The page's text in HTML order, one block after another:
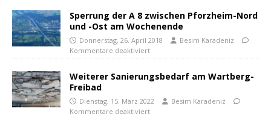
Sperrung der A 8 zwischen Pforzheim-Nord
und -Ost am Wochenende
Donnerstag, 26. April 2018
Besim Karadeniz
Kommentare deaktiviert
Weiterer Sanierungsbedarf am Wartberg-
Freibad
Dienstag, 15. März 2022
Besim Karadeniz
Kommentare deaktiviert